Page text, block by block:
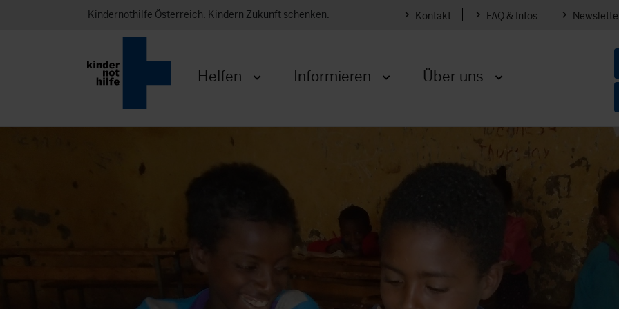
Kindernothilfe Österreich. Kindern Zukunft schenken. Kontakt FAQ & Infos
Helfen Informieren Über uns